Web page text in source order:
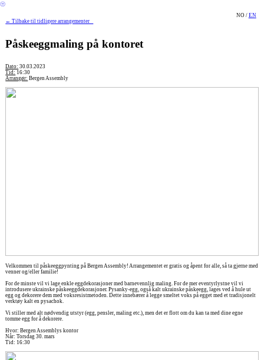
︎
← Tilbake til tidligere arrangementer
NO / EN
Påskeeggmaling på kontoret
Dato: 30.03.2023
Tid: 16:30
Arrangør: Bergen Assembly
Velkommen til påskeeggpynting på Bergen Assembly! Arrangementet er gratis og åpent for alle, så ta gjerne med
venner og/eller familie!
For de minste vil vi lage enkle eggdekorasjoner med barnevennlig maling. For de mer eventyrlystne vil vi
introdusere ukrainske påskeeggdekorasjoner. Pysanky-egg, også kalt ukrainske påskeegg, lages ved å hule ut
egg og dekorere dem med voksresistmetoden. Dette innebærer å legge smeltet voks på egget med et tradisjonelt
verktøy kalt en pysachok.
Vi stiller med alt nødvendig utstyr (egg, pensler, maling etc.), men det er flott om du kan ta med dine egne
tomme egg for å dekorere.
Hvor: Bergen Assemblys kontor
Når: Torsdag 30. mars
Tid: 16:30